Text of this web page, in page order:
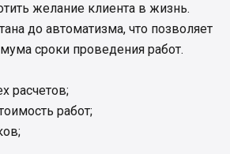
желание клиента в жизнь.
до автоматизма, что позволяет
сроки проведения работ.
расчетов;
работ;